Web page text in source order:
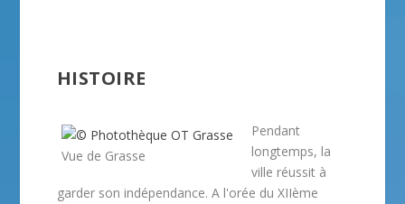
HISTOIRE
Vue de Grasse
Pendant
longtemps, la
ville réussit à
garder son indépendance. A l'orée du XIIème